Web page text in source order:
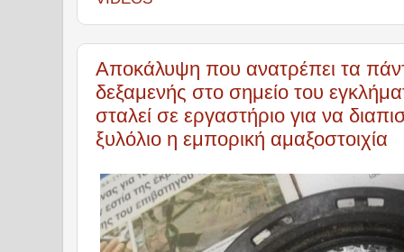
Αποκάλυψη που ανατρέπει τα
δεξαμενής στο σημείο του
σταλεί σε εργαστήριο για να
ξυλόλιο η εμπορική αμαξοστοιχία